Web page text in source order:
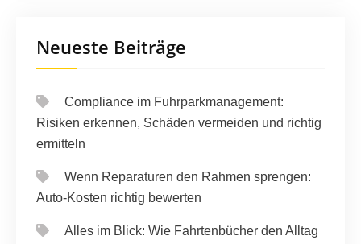
Neueste Beiträge
Compliance im Fuhrparkmanagement:
Risiken erkennen, Schäden vermeiden und richtig
ermitteln
Wenn Reparaturen den Rahmen sprengen:
Auto-Kosten richtig bewerten
Alles im Blick: Wie Fahrtenbücher den Alltag